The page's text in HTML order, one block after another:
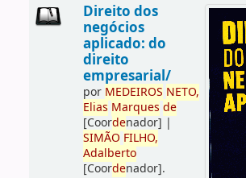
Direito dos
negócios
aplicado: do
direito
empresarial/
por MEDEIROS NETO,
Elias Marques de
[Coordenador] |
SIMÃO FILHO,
Adalberto
[Coordenador].